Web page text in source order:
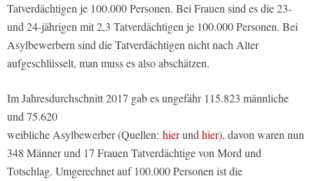
Tatverdächtigen je 100.000 Personen. Bei Frauen sind es die 23-
und 24-jährigen mit 2,3 Tatverdächtigen je 100.000 Personen. Bei
Asylbewerbern sind die Tatverdächtigen nicht nach Alter
aufgeschlüsselt, man muss es also abschätzen.
Im Jahresdurchschnitt 2017 gab es ungefähr 115.823 männliche
und 75.620
weibliche Asylbewerber (Quellen: hierundhier), davon waren nun
348 Männer und 17 Frauen Tatverdächtige von Mord und
Totschlag. Umgerechnet auf 100.000 Personen ist die